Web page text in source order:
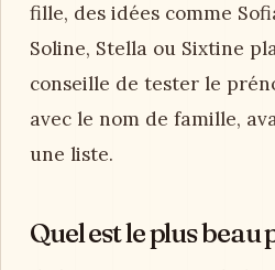
fille, des idées comme
Soline, Stella ou Sixtine
conseille de tester le
avec le nom de famille,
une liste.
Quel est le plus